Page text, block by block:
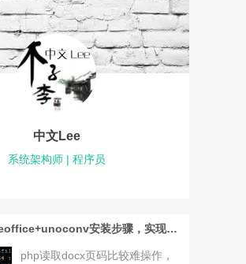
中文Lee
系统架构师 | 程序员
centos上libreoffice+unoconv安装步骤，实现word转pdf（可以php读取pdf页码）
php读取docx页码比较难操作，